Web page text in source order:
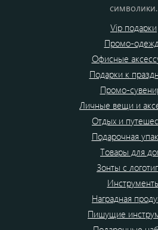
символики.
Vip подарки
Промо-
Офисные
Подарки к
Промо-
Личные вещи и
Отдых и
Подарочная
Товары для
Зонты с
Наградная
Пишущие